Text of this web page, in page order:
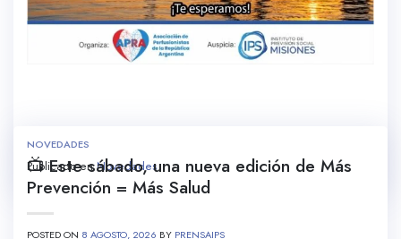
Publicado enNovedades
NOVEDADES
📺 Este sábado, una nueva edición de Más
Prevención = Más Salud
POSTED ON 8 AGOSTO, 2026 BY PRENSAIPS